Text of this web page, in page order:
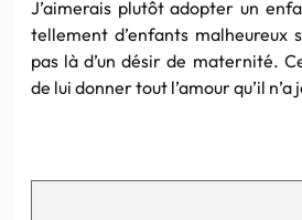
J’aimerais plutôt adopter un
tellement d’enfants malheureux
pas là d’un désir de maternité.
de lui donner tout l’amour qu’il n’a